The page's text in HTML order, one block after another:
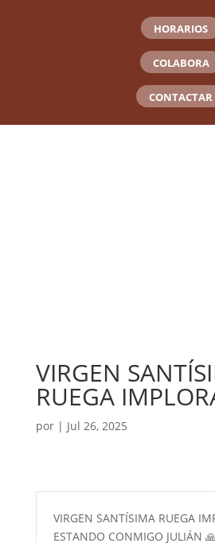
HORARIOS
COLABORA
CONTACTAR
VIRGEN
RUEGA
por | Jul 26, 2025
VIRGEN SANTÍSIMA RUEGA
ESTANDO CONMIGO JULIÁN